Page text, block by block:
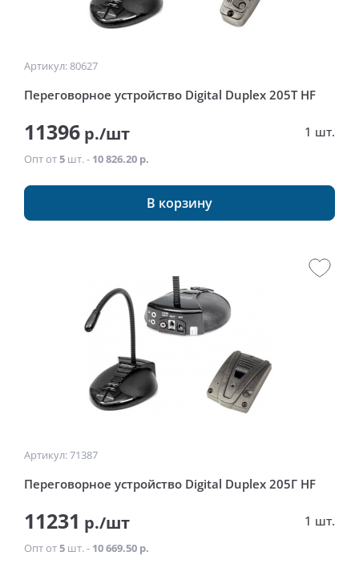
Артикул: 80627
Переговорное устройство Digital Duplex 205Т HF
11396 р./шт 1 шт.
Опт от5 шт. - 10 826.20 р.
В корзину
Артикул: 71387
Переговорное устройство Digital Duplex 205Г HF
11231 р./шт 1 шт.
Опт от5 шт. - 10 669.50 р.